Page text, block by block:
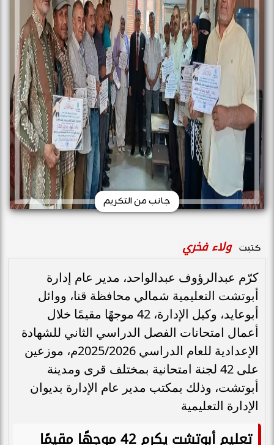
جانب من التكريم
كتبت ولاء فخري
كرّم عبدالرؤوف عبدالواحد، مدير عام إدارة
أبوتشت التعليمية شمالي محافظة قنا، ووائل
أبوعايد، وكيل الإدارة، 42 موجهًا مقيمًا خلال
أعمال امتحانات الفصل الدراسي الثاني للشهادة
الإعدادية للعام الدراسي 2025/2026م، موزعين
على 42 لجنة امتحانية بمختلف قرى ومدينة
أبوتشت، وذلك بمكتب مدير عام الإدارة بديوان
الإدارة التعليمية
تعليم أبوتشت يكرم 42 موجهًا مقيمًا